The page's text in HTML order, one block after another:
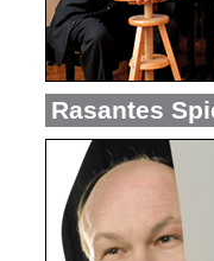
Rasantes